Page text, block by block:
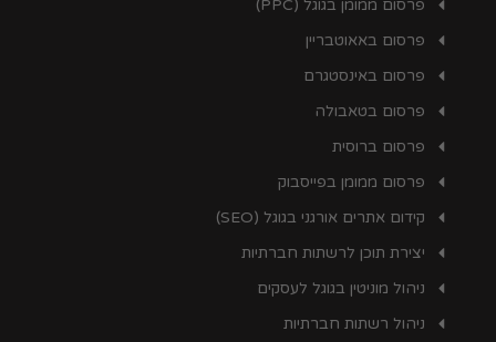
פרסום ממומן בגוגל (PPC)
פרסום באאוטבריין
פרסום באינסטגרם
פרסום בטאבולה
פרסום ברוסית
פרסום ממומן בפייסבוק
קידום אתרים אורגני בגוגל (SEO)
יצירת תוכן לרשתות חברתיות
ניהול מוניטין בגוגל לעסקים
ניהול רשתות חברתיות